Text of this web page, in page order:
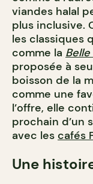
viandes halal
plus inclusive.
les classiques
comme la
proposée à
boisson de la
comme une
l’offre, elle
prochain d’un
avec les cafés
Une